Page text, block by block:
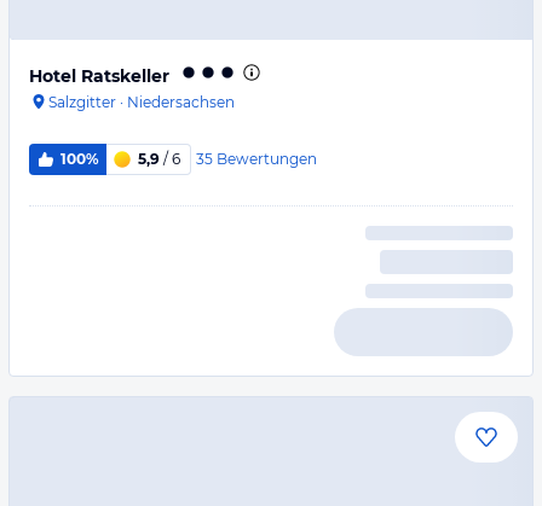
Hotel Ratskeller
Salzgitter · Niedersachsen
100% 5,9 / 6 35 Bewertungen